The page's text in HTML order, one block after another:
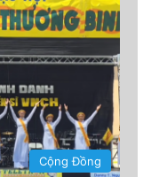
Cộng Đồng